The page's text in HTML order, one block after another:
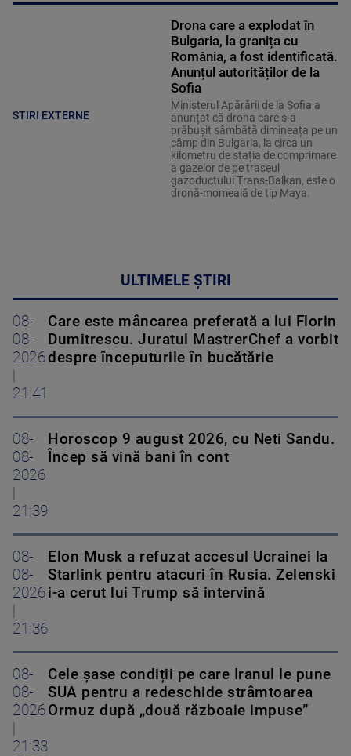
STIRI EXTERNE
Drona care a explodat în
Bulgaria, la granița cu
România, a fost identificată.
Anunțul autorităților de la
Sofia
Ministerul Apărării de la Sofia a
anunțat că drona care s-a
prăbușit sâmbătă dimineața pe un
câmp din Bulgaria, la circa un
kilometru de stația de comprimare
a gazelor de pe traseul
gazoductului Trans-Balkan, este o
dronă-momeală de tip Maya.
ULTIMELE ȘTIRI
08-
08-
2026
21:41
Care este mâncarea preferată a lui Florin
Dumitrescu. Juratul MastrerChef a vorbit
despre începuturile în bucătărie
08-
08-
2026
21:39
Horoscop 9 august 2026, cu Neti Sandu.
Încep să vină bani în cont
08-
08-
2026
21:36
Elon Musk a refuzat accesul Ucrainei la
Starlink pentru atacuri în Rusia. Zelenski
i-a cerut lui Trump să intervină
08-
08-
2026
21:33
Cele șase condiții pe care Iranul le pune
SUA pentru a redeschide strâmtoarea
Ormuz după „două războaie impuse”